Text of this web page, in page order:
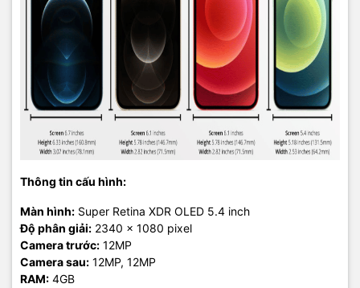
Thông tin cấu hình:
Màn hình: Super Retina XDR OLED 5.4 inch
Độ phân giải: 2340 x 1080 pixel
Camera trước: 12MP
Camera sau: 12MP, 12MP
RAM: 4GB